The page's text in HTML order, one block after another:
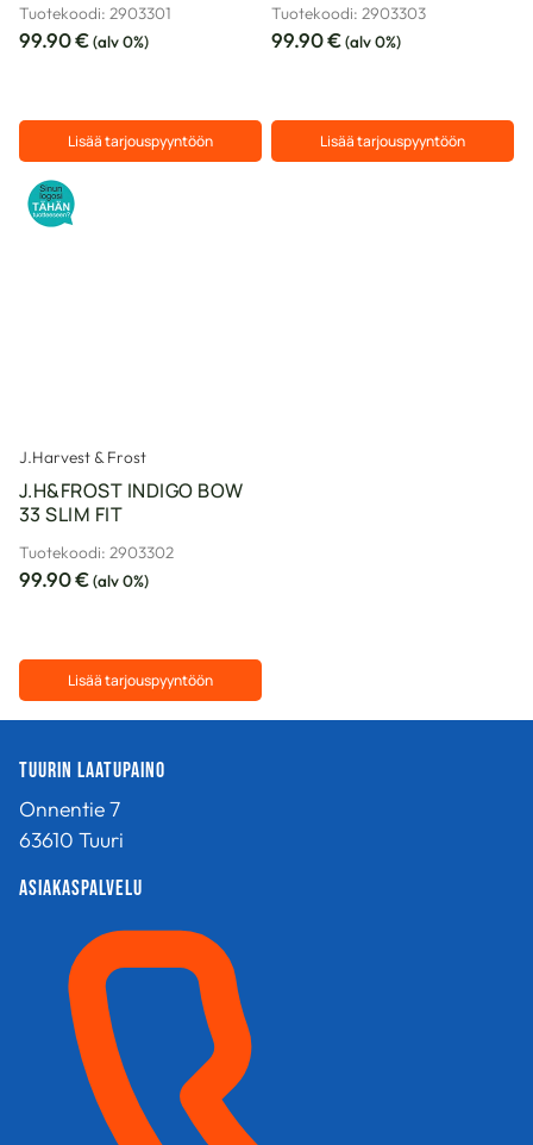
Tuotekoodi: 2903301
99.90€(alv 0%)
Lisää tarjouspyyntöön
Tällä
tuotteella
on
Tuotekoodi: 2903303
99.90€(alv 0%)
Lisää tarjouspyyntöön
J.Harvest & Frost
J.H&FROST INDIGO BOW
33 SLIM FIT
Tuotekoodi: 2903302
99.90€(alv 0%)
Lisää tarjouspyyntöön
on
useampi
muunnelma.
Voit
tehdä
tuotteen
sivulla.
Tuurin Laatupaino
Onnentie 7
63610 Tuuri
Asiakaspalvelu